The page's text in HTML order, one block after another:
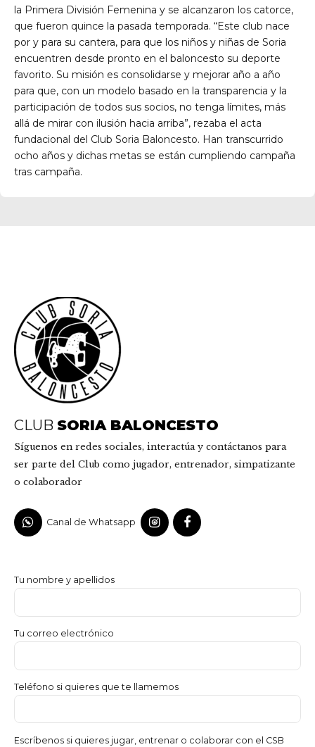
la Primera División Femenina y se alcanzaron los catorce,
que fueron quince la pasada temporada. “Este club nace
por y para su cantera, para que los niños y niñas de Soria
encuentren desde pronto en el baloncesto su deporte
favorito. Su misión es consolidarse y mejorar año a año
para que, con un modelo basado en la transparencia y la
participación de todos sus socios, no tenga límites, más
allá de mirar con ilusión hacia arriba”, rezaba el acta
fundacional del Club Soria Baloncesto. Han transcurrido
ocho años y dichas metas se están cumpliendo campaña
tras campaña.
CLUB SORIA BALONCESTO
Síguenos en redes sociales, interactúa y contáctanos para
ser parte del Club como jugador, entrenador, simpatizante
o colaborador
Canal de Whatsapp
Tu nombre y apellidos
Tu correo electrónico
Teléfono si quieres que te llamemos
Escríbenos si quieres jugar, entrenar o colaborar con el CSB